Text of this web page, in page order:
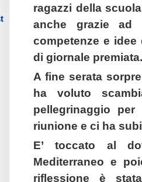
ragazzi della
anche grazie ad
competenze e
di giornale premiata.
A fine serata
ha voluto
pellegrinaggio per
riunione e ci ha
E’ toccato al
Mediterraneo e
riflessione è